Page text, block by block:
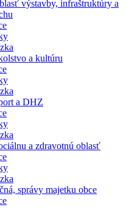
výstavby, infraštruktúry a
a kultúru
a DHZ
a zdravotnú oblasť
správy majetku obce